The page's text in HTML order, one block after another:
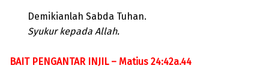
Demikianlah Sabda Tuhan.
Syukur kepada Allah.
BAIT PENGANTAR INJIL – Matius 24:42a.44